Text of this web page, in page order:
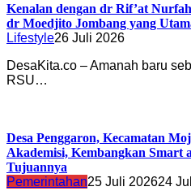
Kenalan dengan dr Rif’at
dr Moedjito Jombang yang
Lifestyle26 Juli 2026
DesaKita.co – Amanah baru
RSU…
Desa Penggaron, Kecamatan
Akademisi, Kembangkan Smart
Tujuannya
Pemerintahan25 Juli 202624